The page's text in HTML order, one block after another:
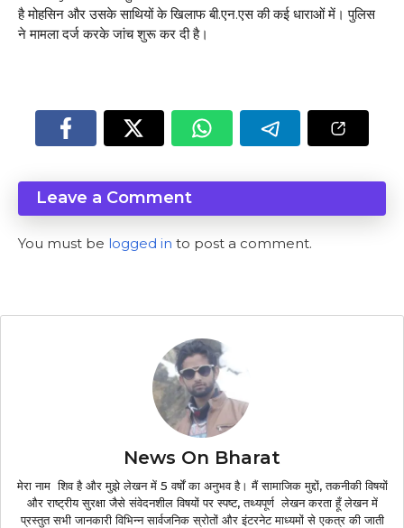
है मोहसिन और उसके साथियों के खिलाफ बी.एन.एस की कई धाराओं में। पुलिस
ने मामला दर्ज करके जांच शुरू कर दी है।
Leave a Comment
You must be logged in to post a comment.
News On Bharat
मेरा नाम शिव है और मुझे लेखन में 5 वर्षों का अनुभव है। मैं सामाजिक मुद्दों, तकनीकी विषयों
और राष्ट्रीय सुरक्षा जैसे संवेदनशील विषयों पर स्पष्ट, तथ्यपूर्ण लेखन करता हूँ लेखन में
प्रस्तुत सभी जानकारी विभिन्न सार्वजनिक स्रोतों और इंटरनेट माध्यमों से एकत्र की जाती